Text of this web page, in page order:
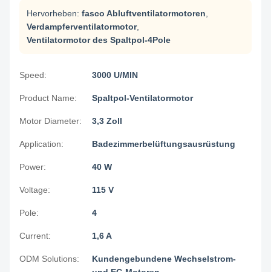
Hervorheben: fasco Abluftventilatormotoren
Verdampferventilatormotor,
Ventilatormotor des Spaltpol-4Pole
Speed: 3000 U/MIN
Product Name: Spaltpol-Ventilatormotor
Motor Diameter: 3,3 Zoll
Application: Badezimmerbelüftungsausrüstung
Power: 40 W
Voltage: 115 V
Pole: 4
Current: 1,6 A
ODM Solutions:
Kundengebundene Wechselstrom-